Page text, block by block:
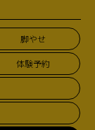
脚やせ
体験予約